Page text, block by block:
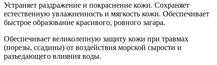
Устраняет раздражение и покраснение кожи. Сохраняет
естественную увлажненность и мягкость кожи. Обеспечивает
быстрое образование красивого, ровного загара.
Обеспечивает великолепную защиту кожи при травмах
(порезы, ссадины) от воздействия морской сырости и
разъедающего влияния воды.